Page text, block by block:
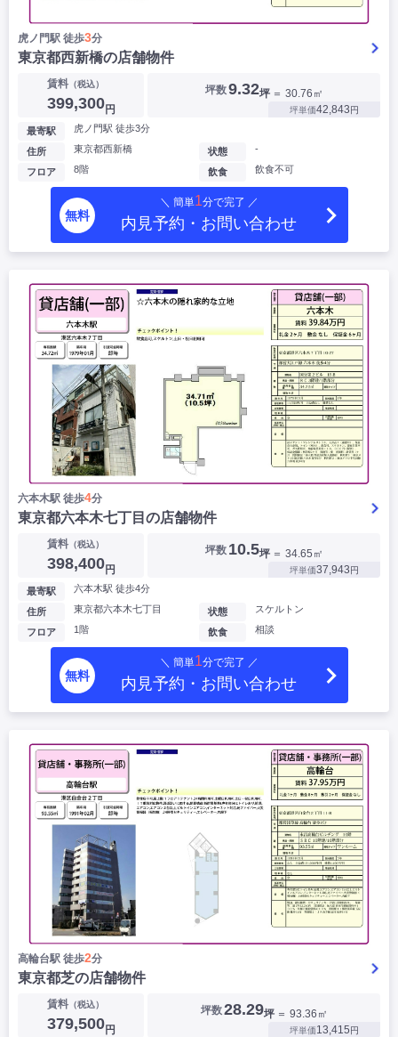
虎ノ門駅 徒歩3分
東京都西新橋の店舗物件
賃料（税込）
399,300円
坪数9.32坪 ＝ 30.76㎡
坪単価42,843円
最寄駅 虎ノ門駅 徒歩3分
住所 東京都西新橋
フロア 8階
状態 -
飲食 飲食不可
無料
＼ 簡単1分で完了 ／
内見予約・お問い合わせ
六本木駅 徒歩4分
東京都六本木七丁目の店舗物件
賃料（税込）
398,400円
坪数 10.5坪 ＝ 34.65㎡
坪単価37,943円
最寄駅 六本木駅 徒歩4分
住所 東京都六本木七丁目
フロア 1階
状態 スケルトン
飲食 相談
無料
＼ 簡単1分で完了 ／
内見予約・お問い合わせ
高輪台駅 徒歩2分
東京都芝の店舗物件
賃料（税込）
379,500円
坪数28.29坪 ＝ 93.36㎡
坪単価13,415円